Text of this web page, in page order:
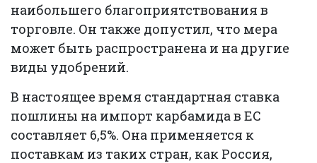
наибольшего благоприятствования в
торговле. Он также допустил, что мера
может быть распространена и на другие
виды удобрений.
В настоящее время стандартная ставка
пошлины на импорт карбамида в ЕС
составляет 6,5%. Она применяется к
поставкам из таких стран, как Россия,